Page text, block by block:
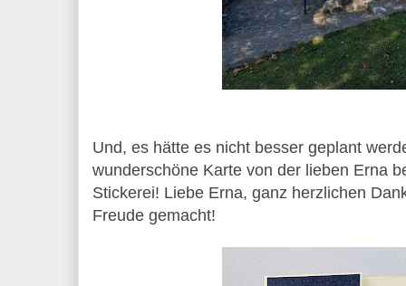
Und, es hätte es nicht besser geplant
wunderschöne Karte von der lieben Erna
Stickerei! Liebe Erna, ganz herzlichen
Freude gemacht!